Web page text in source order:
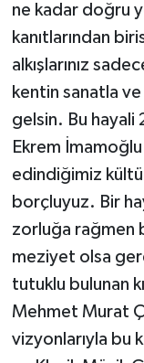
ne kadar doğru
kanıtlarından
alkışlarınız
kentin sanatla
gelsin. Bu hayali
Ekrem
edindiğimiz
borçluyuz. Bir
zorluğa rağmen
meziyet olsa
tutuklu bulunan
Mehmet Murat
vizyonlarıyla bu